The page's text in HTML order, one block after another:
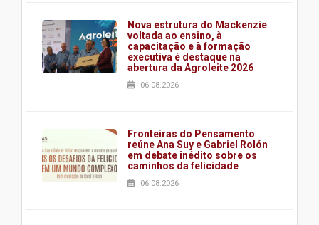
Nova estrutura do Mackenzie
voltada ao ensino, à
capacitação e à formação
executiva é destaque na
abertura da Agroleite 2026
06.08.2026
Fronteiras do Pensamento
reúne Ana Suy e Gabriel Rolón
em debate inédito sobre os
caminhos da felicidade
06.08.2026